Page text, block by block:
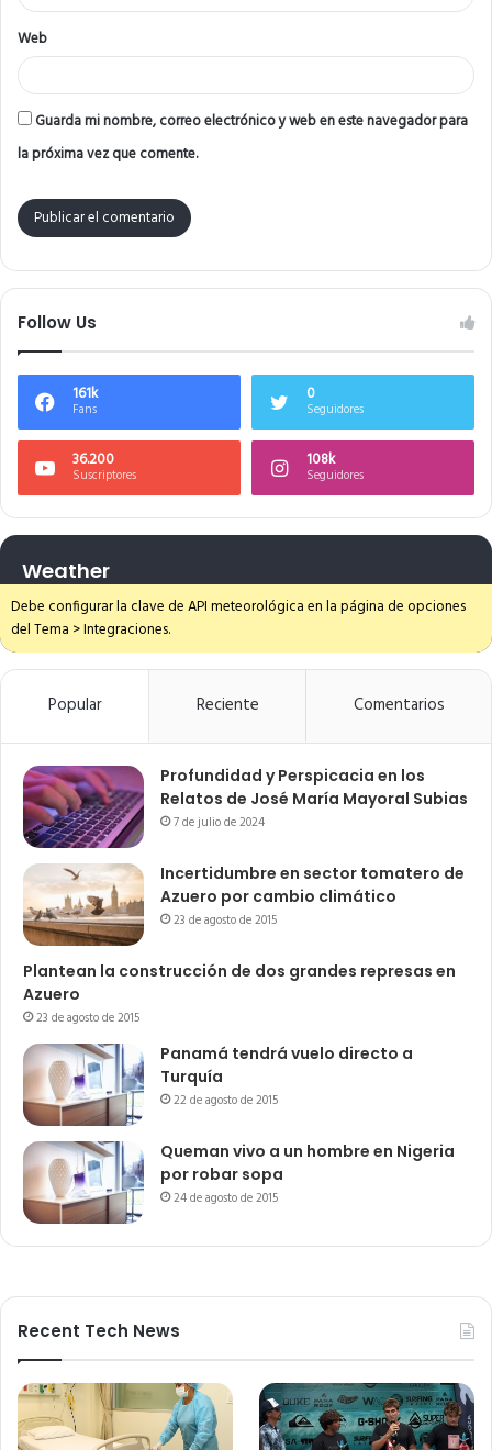
Web
Guarda mi nombre, correo electrónico y web en este navegador para
la próxima vez que comente.
Follow Us
161k
Fans
0
Seguidores
36.200
Suscriptores
108k
Seguidores
Weather
Debe configurar la clave de API meteorológica en la página de opciones
del Tema > Integraciones.
Popular Reciente Comentarios
Profundidad y Perspicacia en los
Relatos de José María Mayoral Subias
7 de julio de 2024
Incertidumbre en sector tomatero de
Azuero por cambio climático
23 de agosto de 2015
Plantean la construcción de dos grandes represas en
Azuero
23 de agosto de 2015
Panamá tendrá vuelo directo a
Turquía
22 de agosto de 2015
Queman vivo a un hombre en Nigeria
por robar sopa
24 de agosto de 2015
Recent Tech News